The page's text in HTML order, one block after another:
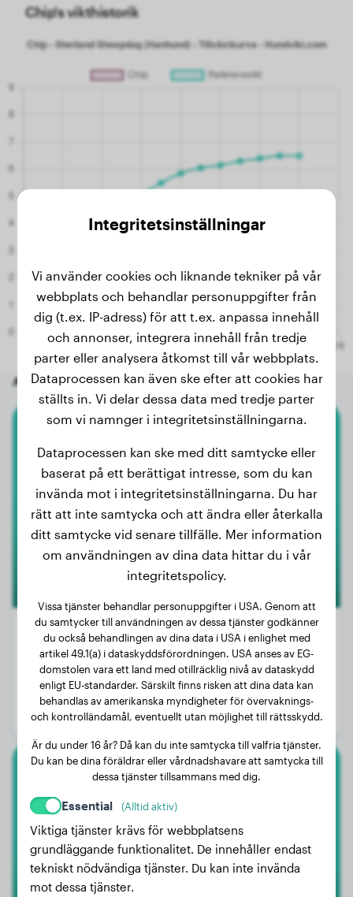
Chip's vikthistorik
Andra slumpmässiga hundar
Stitch
Vikt:
16 kg
Ålder:
4 år, 2 månader
Kön:
Hanhund
Cocker Spaniel
Wilson
Integritetsinställningar
Vi använder cookies och liknande tekniker på vår
webbplats och behandlar personuppgifter från
dig (t.ex. IP-adress) för att t.ex. anpassa innehåll
och annonser, integrera innehåll från tredje
parter eller analysera åtkomst till vår webbplats.
Dataprocessen kan även ske efter att cookies har
ställts in. Vi delar dessa data med tredje parter
som vi namnger i integritetsinställningarna.
Dataprocessen kan ske med ditt samtycke eller
baserat på ett berättigat intresse, som du kan
invända mot i integritetsinställningarna. Du har
rätt att inte samtycka och att ändra eller återkalla
ditt samtycke vid senare tillfälle. Mer information
om användningen av dina data hittar du i vår
integritetspolicy.
Vissa tjänster behandlar personuppgifter i USA. Genom att
du samtycker till användningen av dessa tjänster godkänner
du också behandlingen av dina data i USA i enlighet med
artikel 49.1(a) i dataskyddsförordningen. USA anses av EG-
domstolen vara ett land med otillräcklig nivå av dataskydd
enligt EU-standarder. Särskilt finns risken att dina data kan
behandlas av amerikanska myndigheter för övervaknings-
och kontrolländamål, eventuellt utan möjlighet till rättsskydd.
Är du under 16 år? Då kan du inte samtycka till valfria tjänster.
Du kan be dina föräldrar eller vårdnadshavare att samtycka till
dessa tjänster tillsammans med dig.
Essential (Alltid aktiv)
Viktiga tjänster krävs för webbplatsens
grundläggande funktionalitet. De innehåller endast
tekniskt nödvändiga tjänster. Du kan inte invända
mot dessa tjänster.